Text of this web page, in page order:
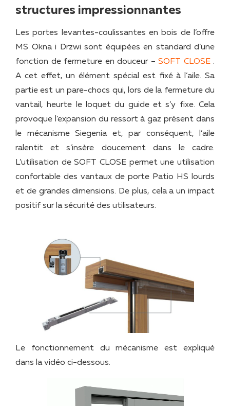
structures impressionnantes
Les portes levantes-coulissantes en bois de l’offre
MS Okna i Drzwi sont équipées en standard d’une
fonction de fermeture en douceur – SOFT CLOSE.
A cet effet, un élément spécial est fixé à l’aile. Sa
partie est un pare-chocs qui, lors de la fermeture du
vantail, heurte le loquet du guide et s’y fixe. Cela
provoque l’expansion du ressort à gaz présent dans
le mécanisme Siegenia et, par conséquent, l’aile
ralentit et s’insère doucement dans le cadre.
L’utilisation de SOFT CLOSE permet une utilisation
confortable des vantaux de porte Patio HS lourds
et de grandes dimensions. De plus, cela a un impact
positif sur la sécurité des utilisateurs.
Le fonctionnement du mécanisme est expliqué
dans la vidéo ci-dessous.